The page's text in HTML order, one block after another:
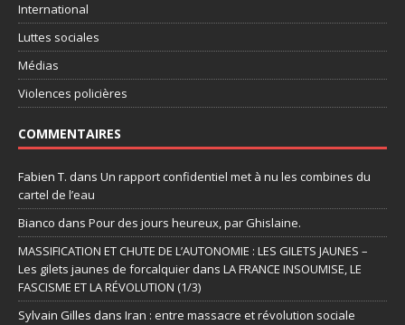
International
Luttes sociales
Médias
Violences policières
COMMENTAIRES
Fabien T. dans Un rapport confidentiel met à nu les combines du
cartel de l’eau
Bianco dans Pour des jours heureux, par Ghislaine.
MASSIFICATION ET CHUTE DE L’AUTONOMIE : LES GILETS JAUNES –
Les gilets jaunes de forcalquier dans LA FRANCE INSOUMISE, LE
FASCISME ET LA RÉVOLUTION (1/3)
Sylvain Gilles dans Iran : entre massacre et révolution sociale